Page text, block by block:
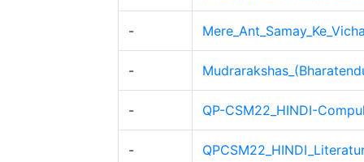
-
-
- QP-CSM22_HINDI-
-